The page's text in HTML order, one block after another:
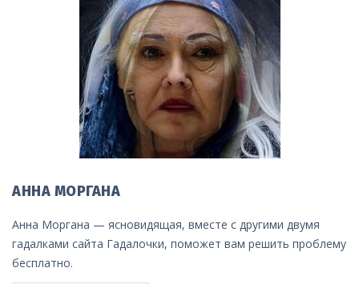
АННА МОРГАНА
Анна Моргана — ясновидящая, вместе с другими двумя
гадалками сайта Гадалочки, поможет вам решить проблему
бесплатно.